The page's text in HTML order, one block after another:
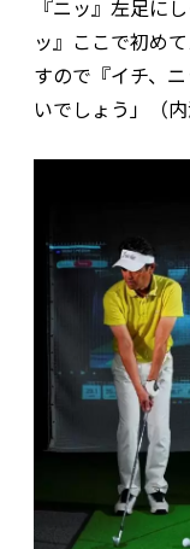
『ニッ』左足に
ッ』ここで初め
すので『イチ、
いでしょう」（内